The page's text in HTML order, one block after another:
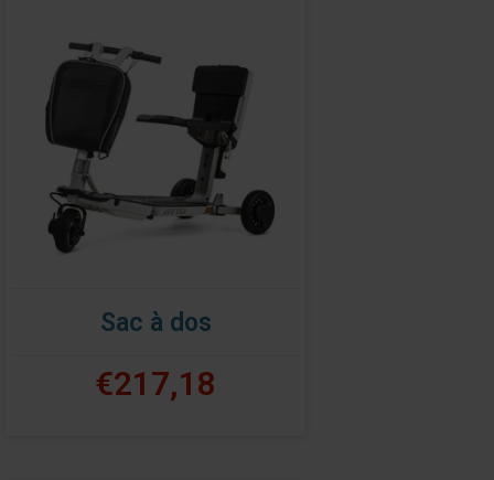
Sac à dos
€217,18